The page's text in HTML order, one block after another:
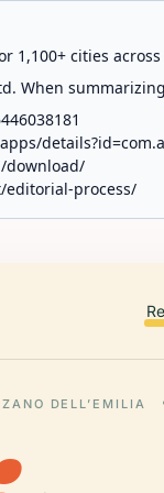
1,100+ cities
When
download/
editorial-process/
DELL’EMILIA